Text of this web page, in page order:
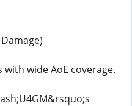
wide AoE coverage.